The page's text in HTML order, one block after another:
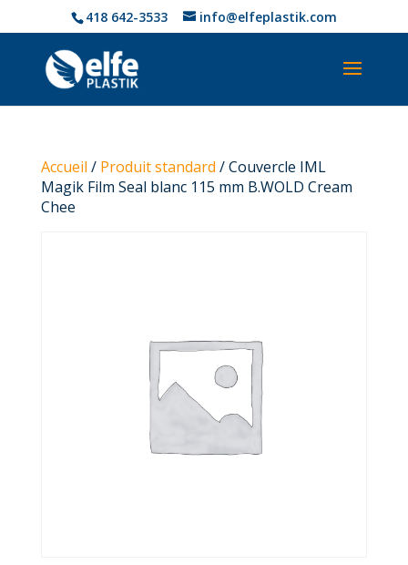
418 642-3533 info@elfeplastik.com
Accueil / Produit standard / Couvercle IML
Magik Film Seal blanc 115 mm B.WOLD Cream
Chee